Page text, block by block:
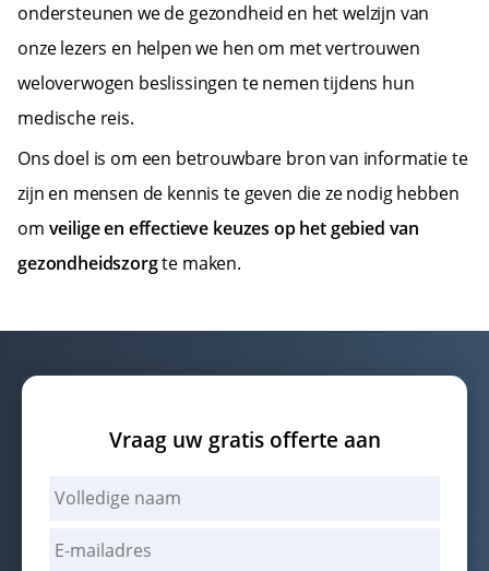
ondersteunen we de gezondheid en het welzijn van
onze lezers en helpen we hen om met vertrouwen
weloverwogen beslissingen te nemen tijdens hun
medische reis.
Ons doel is om een betrouwbare bron van informatie te
zijn en mensen de kennis te geven die ze nodig hebben
om veilige en effectieve keuzes op het gebied van
gezondheidszorgte maken.
Vraag uw gratis offerte aan